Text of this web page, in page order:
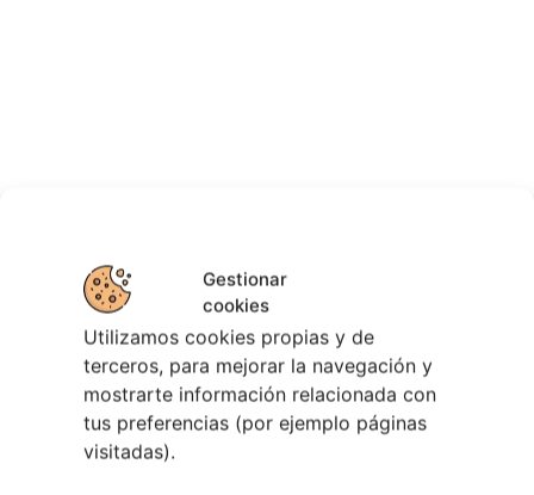
Gestionar
cookies
Utilizamos cookies propias y de
terceros, para mejorar la navegación y
mostrarte información relacionada con
tus preferencias (por ejemplo páginas
visitadas).